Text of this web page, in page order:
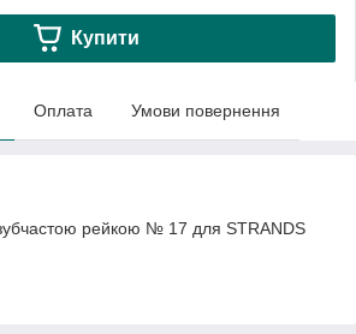
Купити
Оплата Умови повернення
рейкою № 17 для STRANDS